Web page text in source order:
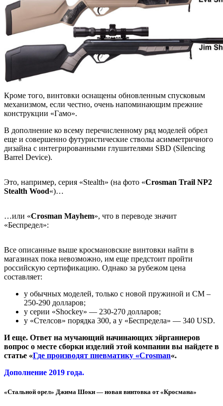
Кроме того, винтовки оснащены обновленным спусковым
механизмом, если честно, очень напоминающим прежние
конструкции «Гамо».
В дополнение ко всему перечисленному ряд моделей обрел
еще и совершенно футуристические стволы асимметричного
дизайна с интегрированными глушителями SBD (Silencing
Barrel Device).
Это, например, серия «Stealth» (на фото «Crosman Trail NP2
Stealth Wood«)…
…или «Crosman Mayhem», что в переводе значит
«Беспредел»:
Все описанные выше кросмановские винтовки найти в
магазинах пока невозможно, им еще предстоит пройти
российскую сертификацию. Однако за рубежом цена
составляет:
у обычных моделей, только с новой пружиной и СМ –
250-290 долларов;
у серии «Shockey» — 230-270 долларов;
у «Стелсов» порядка 300, а у «Беспредела» — 340 USD.
И еще. Ответ на мучающий начинающих эйрганнеров
вопрос о месте сборки изделий этой компании вы найдете в
статье «Где производят пневматику «Crosman«.
Дополнение 2019 года.
«Стальной орел» Джима Шоки — новая винтовка от «Кросмана»